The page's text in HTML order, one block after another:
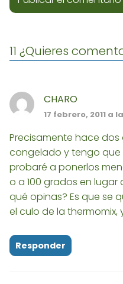
11 ¿Quieres
CHARO
17 febrero, 2011 a
Precisamente hace
congelado y tengo que
probaré a ponerlos
o a 100 grados en
qué opinas? Es que se
el culo de la thermomix,
Responder